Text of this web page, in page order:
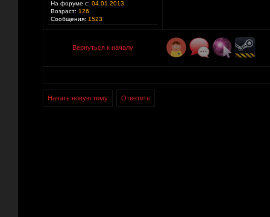
На форуме с: 04.01.2013
Возраст: 126
Сообщения: 1523
Вернуться к началу
Начать новую тему Ответить